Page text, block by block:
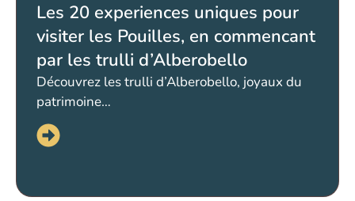
Les 20 experiences uniques pour
visiter les Pouilles, en commencant
par les trulli d’Alberobello
Découvrez les trulli d’Alberobello, joyaux du
patrimoine…